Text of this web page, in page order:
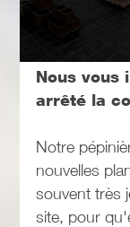
Nous vous
arrêté la
Notre
nouvelles
souvent très
site, pour